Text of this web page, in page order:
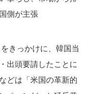
側が主張
きっかけに、韓国当
出頭要請したことに
どは「米国の革新的